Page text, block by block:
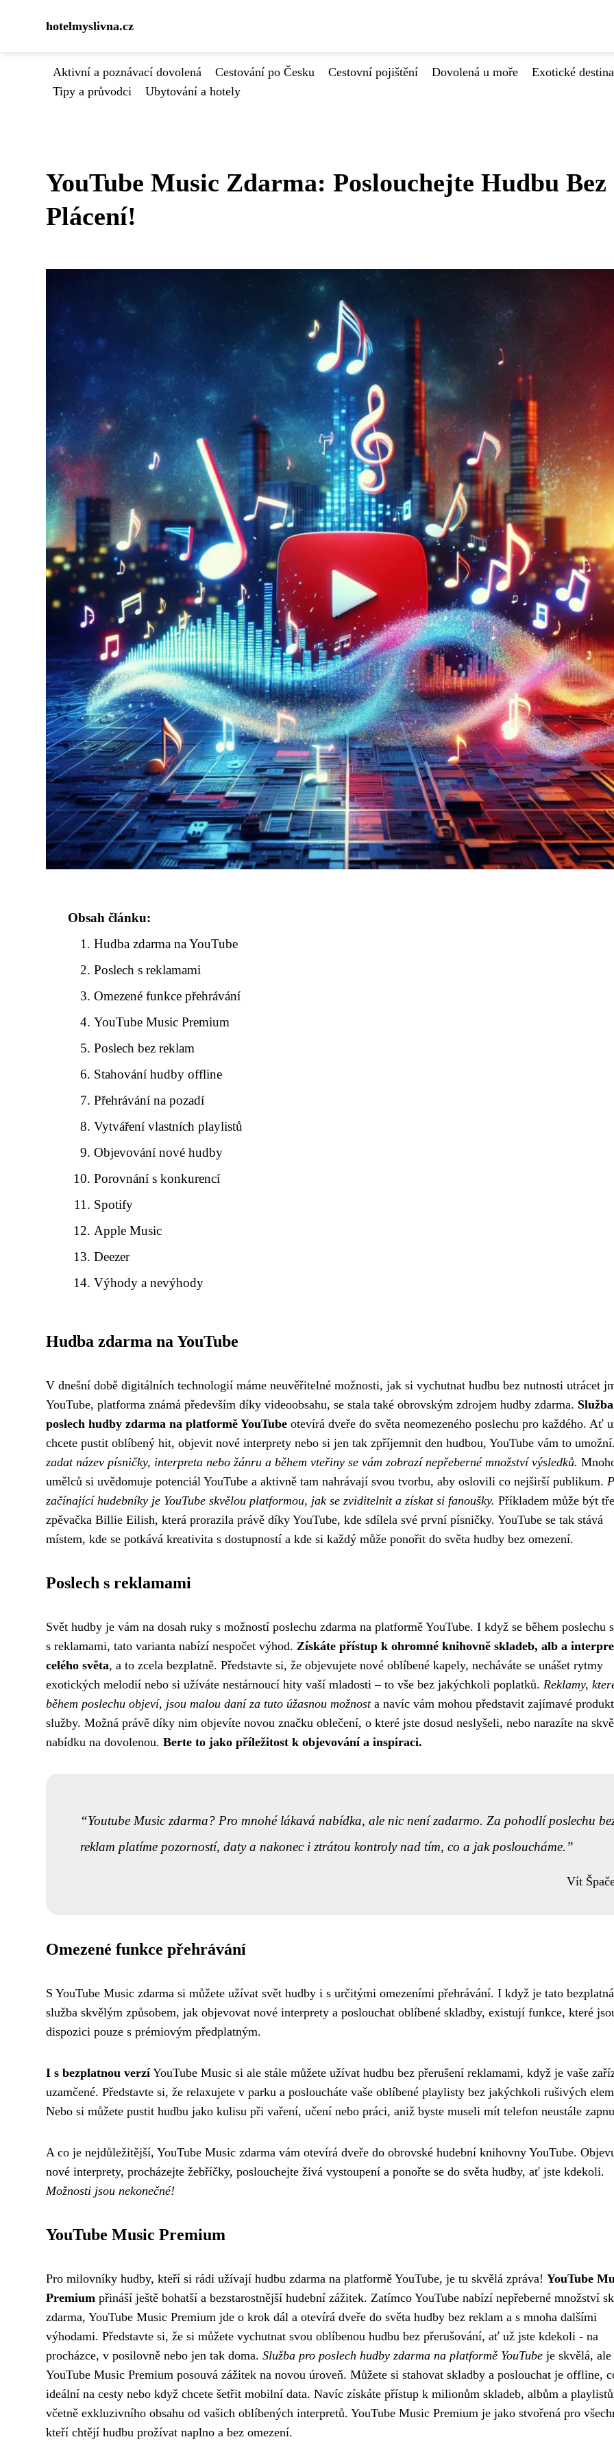
hotelmyslivna.cz
Aktivní a poznávací dovolená Cestování po Česku Cestovní pojištění Dovolená u moře Exotické
Tipy a průvodci
Ubytování a hotely
YouTube Music Zdarma: Poslouchejte Hudbu Bez
Plácení!
Obsah článku:
Hudba zdarma na YouTube
Poslech s reklamami
Omezené funkce přehrávání
YouTube Music Premium
Poslech bez reklam
Stahování hudby offline
Přehrávání na pozadí
Vytváření vlastních playlistů
Objevování nové hudby
Porovnání s konkurencí
Spotify
Apple Music
Deezer
Výhody a nevýhody
Hudba zdarma na YouTube
V dnešní době digitálních technologií máme neuvěřitelné možnosti, jak si vychutnat hudbu bez nutnosti utrácet
YouTube, platforma známá především díky videoobsahu, se stala také obrovským zdrojem hudby zdarma.
poslech hudby zdarma na platformě YouTube otevírá dveře do světa neomezeného poslechu pro každého. Ať
chcete pustit oblíbený hit, objevit nové interprety nebo si jen tak zpříjemnit den hudbou, YouTube vám to umožní.
zadat název písničky, interpreta nebo žánru a během vteřiny se vám zobrazí nepřeberné množství výsledků.
umělců si uvědomuje potenciál YouTube a aktivně tam nahrávají svou tvorbu, aby oslovili co nejširší publikum.
začínající hudebníky je YouTube skvělou platformou, jak se zviditelnit a získat si fanoušky. Příkladem může být
zpěvačka Billie Eilish, která prorazila právě díky YouTube, kde sdílela své první písničky. YouTube se tak stává
místem, kde se potkává kreativita s dostupností a kde si každý může ponořit do světa hudby bez omezení.
Poslech s reklamami
Svět hudby je vám na dosah ruky s možností poslechu zdarma na platformě YouTube. I když se během poslechu
s reklamami, tato varianta nabízí nespočet výhod. Získáte přístup k ohromné knihovně skladeb, alb a
celého světa, a to zcela bezplatně. Představte si, že objevujete nové oblíbené kapely, necháváte se unášet rytmy
exotických melodií nebo si užíváte nestárnoucí hity vaší mladosti – to vše bez jakýchkoli poplatků. Reklamy,
během poslechu objeví, jsou malou daní za tuto úžasnou možnosta navíc vám mohou představit zajímavé
služby. Možná právě díky nim objevíte novou značku oblečení, o které jste dosud neslyšeli, nebo narazíte na
nabídku na dovolenou. Berte to jako příležitost k objevování a inspiraci.
Youtube Music zdarma? Pro mnohé lákavá nabídka, ale nic není zadarmo. Za pohodlí poslechu
reklam platíme pozorností, daty a nakonec i ztrátou kontroly nad tím, co a jak posloucháme.
Vít
Omezené funkce přehrávání
S YouTube Music zdarma si můžete užívat svět hudby i s určitými omezeními přehrávání. I když je tato bezplatná
služba skvělým způsobem, jak objevovat nové interprety a poslouchat oblíbené skladby, existují funkce, které
dispozici pouze s prémiovým předplatným.
I s bezplatnou verzíYouTube Music si ale stále můžete užívat hudbu bez přerušení reklamami, když je vaše
uzamčené. Představte si, že relaxujete v parku a posloucháte vaše oblíbené playlisty bez jakýchkoli rušivých
Nebo si můžete pustit hudbu jako kulisu při vaření, učení nebo práci, aniž byste museli mít telefon neustále
A co je nejdůležitější, YouTube Music zdarma vám otevírá dveře do obrovské hudební knihovny YouTube.
nové interprety, procházejte žebříčky, poslouchejte živá vystoupení a ponořte se do světa hudby, ať jste kdekoli.
Možnosti jsou nekonečné!
YouTube Music Premium
Pro milovníky hudby, kteří si rádi užívají hudbu zdarma na platformě YouTube, je tu skvělá zpráva! YouTube
Premium přináší ještě bohatší a bezstarostnější hudební zážitek. Zatímco YouTube nabízí nepřeberné množství
zdarma, YouTube Music Premium jde o krok dál a otevírá dveře do světa hudby bez reklam a s mnoha dalšími
výhodami. Představte si, že si můžete vychutnat svou oblíbenou hudbu bez přerušování, ať už jste kdekoli - na
procházce, v posilovně nebo jen tak doma. Služba pro poslech hudby zdarma na platformě YouTube je skvělá, ale
YouTube Music Premium posouvá zážitek na novou úroveň. Můžete si stahovat skladby a poslouchat je offline,
ideální na cesty nebo když chcete šetřit mobilní data. Navíc získáte přístup k milionům skladeb, albům a
včetně exkluzivního obsahu od vašich oblíbených interpretů. YouTube Music Premium je jako stvořená pro
kteří chtějí hudbu prožívat naplno a bez omezení.